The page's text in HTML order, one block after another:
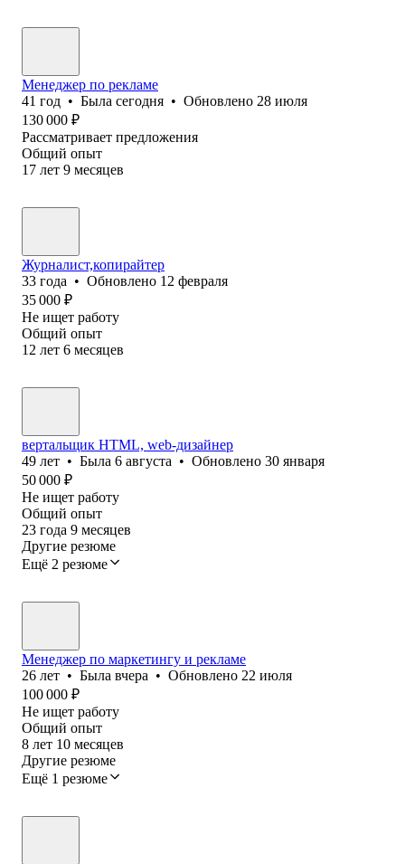
Менеджер по рекламе
41 год • Была сегодня • Обновлено 28 июля
130 000 ₽
Рассматривает предложения
Общий опыт
17 лет 9 месяцев
Журналист,копирайтер
33 года • Обновлено 12 февраля
35 000 ₽
Не ищет работу
Общий опыт
12 лет 6 месяцев
вертальщик HTML, web-дизайнер
49 лет • Была 6 августа • Обновлено 30 января
50 000 ₽
Не ищет работу
Общий опыт
23 года 9 месяцев
Другие резюме
Ещё 2 резюме
Менеджер по маркетингу и рекламе
26 лет • Была вчера • Обновлено 22 июля
100 000 ₽
Не ищет работу
Общий опыт
8 лет 10 месяцев
Другие резюме
Ещё 1 резюме